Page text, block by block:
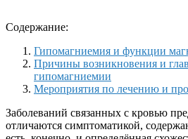
Содержание:
Гипомагниемия и функции
Причины возникновения и
гипомагниемии
Мероприятия по лечению и
Заболеваний связанных с кровью
отличаются симптоматикой,